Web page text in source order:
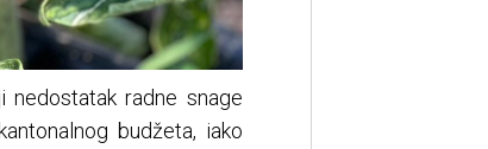
nedostatak radne snage
budžeta, iako